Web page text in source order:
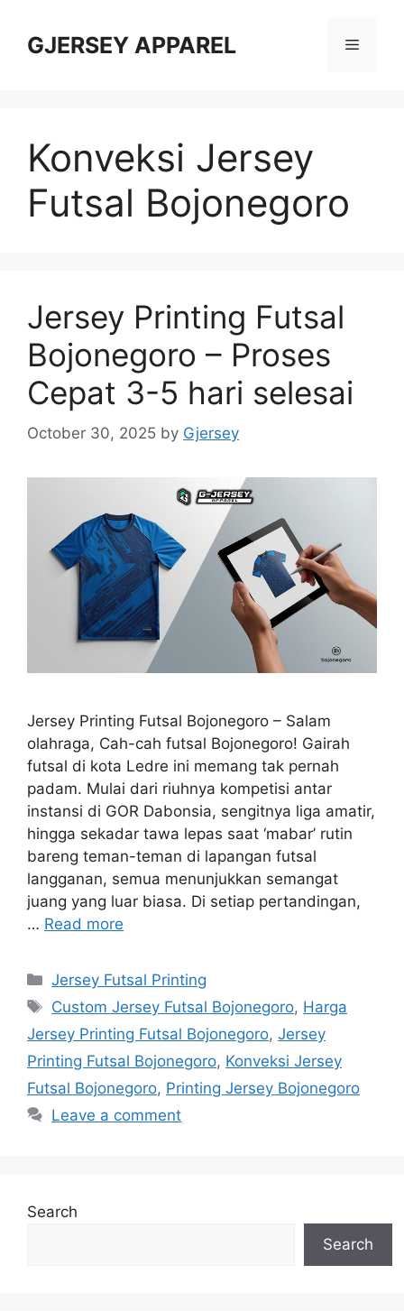
contentGJERSEY APPAREL Menu
Konveksi Jersey
Futsal Bojonegoro
Jersey Printing Futsal
Bojonegoro – Proses
Cepat 3-5 hari selesai
October 30, 2025 by Gjersey
Jersey Printing Futsal Bojonegoro – Salam
olahraga, Cah-cah futsal Bojonegoro! Gairah
futsal di kota Ledre ini memang tak pernah
padam. Mulai dari riuhnya kompetisi antar
instansi di GOR Dabonsia, sengitnya liga amatir,
hingga sekadar tawa lepas saat ‘mabar’ rutin
bareng teman-teman di lapangan futsal
langganan, semua menunjukkan semangat
juang yang luar biasa. Di setiap pertandingan,
… Read more
Categories
Jersey Futsal Printing
Tags
Custom Jersey Futsal Bojonegoro, Harga
Jersey Printing Futsal Bojonegoro, Jersey
Printing Futsal Bojonegoro, Konveksi Jersey
Futsal Bojonegoro, Printing Jersey Bojonegoro
Leave a comment
Search
Search